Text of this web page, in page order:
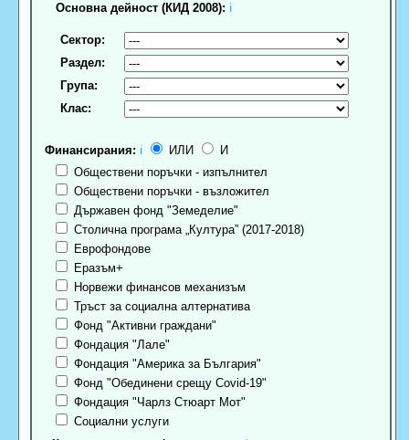
Основна дейност (КИД 2008): ℹ
Сектор:
Раздел:
Група:
Клас:
Финансирания: ℹ ИЛИ
И
Обществени поръчки - изпълнител
Обществени поръчки - възложител
Държавен фонд "Земеделие"
Столична програма „Култура” (2017-2018)
Еврофондове
Еразъм+
Норвежи финансов механизъм
Тръст за социална алтернатива
Фонд "Активни граждани"
Фондация "Лале"
Фондация "Америка за България"
Фонд "Обединени срещу Covid-19"
Фондация "Чарлз Стюарт Мот"
Социални услуги